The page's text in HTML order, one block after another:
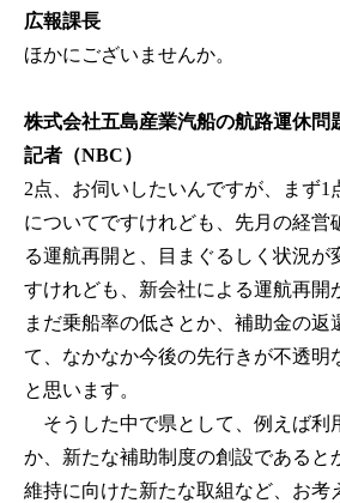
広報課長
ほかにございませんか。
株式会社五島産業汽船の航路運休問
記者（NBC）
2点、お伺いしたいんですが、まず1
についてですけれども、先月の経営
る運航再開と、目まぐるしく状況が
すけれども、新会社による運航再開
まだ乗船率の低さとか、補助金の返
て、なかなか今後の先行きが不透明
と思います。
そうした中で県として、例えば利
か、新たな補助制度の創設であると
維持に向けた新たな取組など、お考